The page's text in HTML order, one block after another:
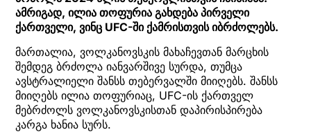
ამრიგად, ილია თოფურია გახდება პირველი
ქართველი, ვინც UFC-ში ქამრისთვის იბრძოლებს.
მართალია, ვოლკანოვსკის მახაჩევთან მარცხის
შემდეგ ბრძოლა იანვარშივე სურდა, თუმცა
ავსტრალიელი შანსს თებერვალში მიიღებს. შანსს
მიიღებს ილია თოფურიაც, UFC-ის ქართველ
მებრძოლს ვოლკანოვსკისთან დაპირისპირება
კარგა ხანია სურს.